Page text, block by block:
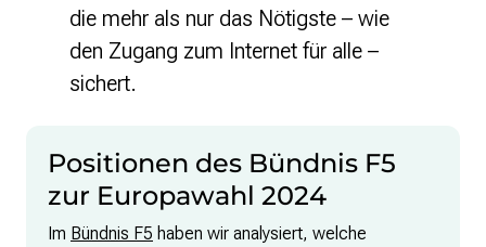
die mehr als nur das Nötigste – wie
den Zugang zum Internet für alle –
sichert.
Positionen des Bündnis F5
zur Europawahl 2024
Im Bündnis F5 haben wir analysiert, welche